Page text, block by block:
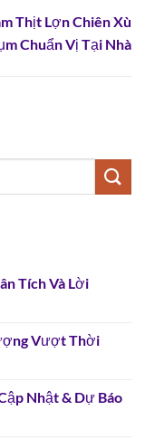
Thịt Lợn Chiên Xù
Chuẩn Vị Tại Nhà
Tích Và Lời
Vượt Thời
Nhật & Dự Báo